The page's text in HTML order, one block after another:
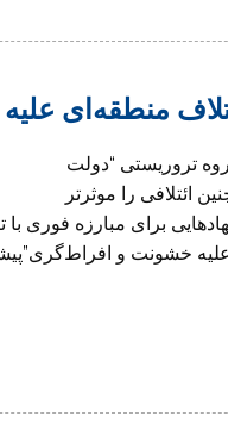
منطقه‌ای
تروریستی “دولت
ائتلافی را موثرتر
برای مبارزه فوری
“جهان علیه خشونت و